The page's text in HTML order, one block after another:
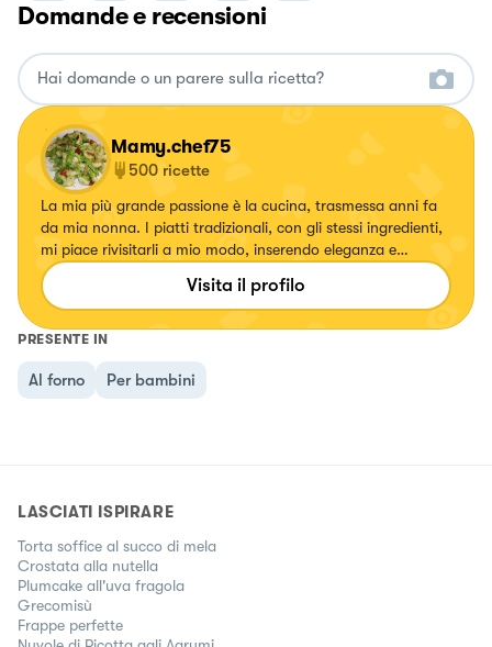
Domande e recensioni
Mamy.chef75
500 ricette
La mia più grande passione è la cucina, trasmessa anni fa
da mia nonna. I piatti tradizionali, con gli stessi ingredienti,
mi piace rivisitarli a mio modo, inserendo eleganza e
specialmente colori. Ogni volta che creo un piatto mi
emoziono e vorrei tanto emozionare anche voi.
Visita il profilo
PRESENTE IN
Al forno Per bambini
LASCIATI ISPIRARE
Torta soffice al succo di mela
Crostata alla nutella
Plumcake all'uva fragola
Grecomisù
Frappe perfette